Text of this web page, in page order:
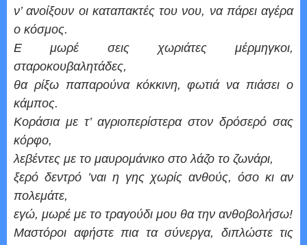
ν’ ανοίξουν οι καταπακτές του νου, να πάρει αγέρα
ο κόσμος.
Ε μωρέ σεις χωριάτες μέρμηγκοι,
σταροκουβαλητάδες,
θα ρίξω παπαρούνα κόκκινη, φωτιά να πιάσει ο
κάμπος.
Κοράσια με τ’ αγριοπερίστερα στον δρόσερό σας
κόρφο,
λεβέντες με το μαυρομάνικο στο λάζο το ζωνάρι,
ξερό δεντρό ’ναι η γης χωρίς ανθούς, όσο κι αν
πολεμάτε,
εγώ, μωρέ με το τραγούδι μου θα την ανθοβολήσω!
Μαστόροι αφήστε πια τα σύνεργα, διπλώστε τις